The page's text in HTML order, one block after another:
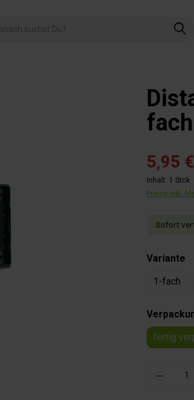
fach
5,95
Inhalt: 1 Stck
Preise inkl.
Sofort
Variante
1-fach
fertig
Produkt